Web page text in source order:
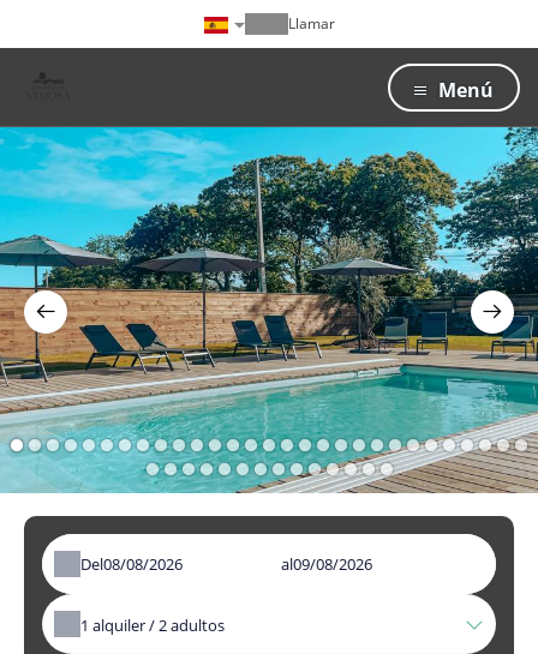
Llamar
Menú
1 2 3 4 5 6 7 8 9 101112 13141516171819 20 21 22 23 242526272829
3031323334353637383940414243
Del al
1 alquiler /2adultos